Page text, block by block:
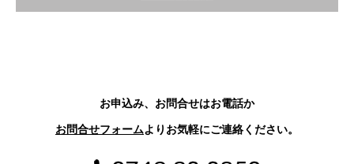
お申込み、お問合せはお電話か
お問合せフォームよりお気軽にご連絡ください。